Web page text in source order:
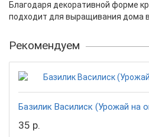
Благодаря декоративной форме
подходит для выращивания дома в
Рекомендуем
Базилик Василиск (Урожай на
35 р.